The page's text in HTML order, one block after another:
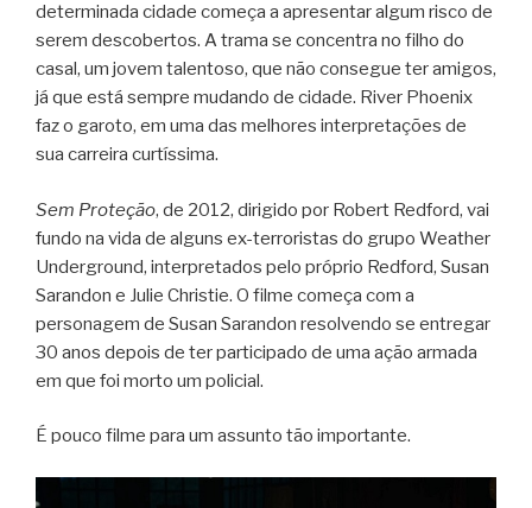
determinada cidade começa a apresentar algum risco de
serem descobertos. A trama se concentra no filho do
casal, um jovem talentoso, que não consegue ter amigos,
já que está sempre mudando de cidade. River Phoenix
faz o garoto, em uma das melhores interpretações de
sua carreira curtíssima.
Sem Proteção, de 2012, dirigido por Robert Redford, vai
fundo na vida de alguns ex-terroristas do grupo Weather
Underground, interpretados pelo próprio Redford, Susan
Sarandon e Julie Christie. O filme começa com a
personagem de Susan Sarandon resolvendo se entregar
30 anos depois de ter participado de uma ação armada
em que foi morto um policial.
É pouco filme para um assunto tão importante.